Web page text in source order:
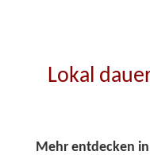
Lokal
Mehr entdecken in